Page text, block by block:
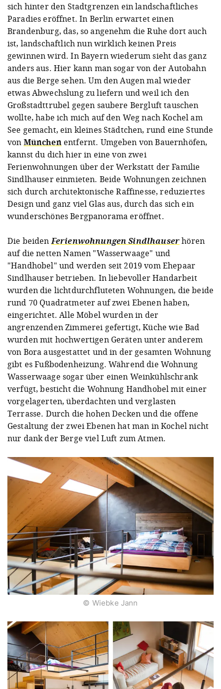
sich hinter den Stadtgrenzen ein landschaftliches
Paradies eröffnet. In Berlin erwartet einen
Brandenburg, das, so angenehm die Ruhe dort auch
ist, landschaftlich nun wirklich keinen Preis
gewinnen wird. In Bayern wiederum sieht das ganz
anders aus. Hier kann man sogar von der Autobahn
aus die Berge sehen. Um den Augen mal wieder
etwas Abwechslung zu liefern und weil ich den
Großstadttrubel gegen saubere Bergluft tauschen
wollte, habe ich mich auf den Weg nach Kochel am
See gemacht, ein kleines Städtchen, rund eine Stunde
von Münchenentfernt. Umgeben von Bauernhöfen,
kannst du dich hier in eine von zwei
Ferienwohnungen über der Werkstatt der Familie
Sindlhauser einmieten. Beide Wohnungen zeichnen
sich durch architektonische Raffinesse, reduziertes
Design und ganz viel Glas aus, durch das sich ein
wunderschönes Bergpanorama eröffnet.
Die beidenFerienwohnungen Sindlhauserhören
auf die netten Namen "Wasserwaage" und
"Handhobel" und werden seit 2019 vom Ehepaar
Sindlhauser betrieben. In liebevoller Handarbeit
wurden die lichtdurchfluteten Wohnungen, die beide
rund 70 Quadratmeter auf zwei Ebenen haben,
eingerichtet. Alle Möbel wurden in der
angrenzenden Zimmerei gefertigt, Küche wie Bad
wurden mit hochwertigen Geräten unter anderem
von Bora ausgestattet und in der gesamten Wohnung
gibt es Fußbodenheizung. Während die Wohnung
Wasserwaage sogar über einen Weinkühlschrank
verfügt, besticht die Wohnung Handhobel mit einer
vorgelagerten, überdachten und verglasten
Terrasse. Durch die hohen Decken und die offene
Gestaltung der zwei Ebenen hat man in Kochel nicht
nur dank der Berge viel Luft zum Atmen.
© Wiebke Jann